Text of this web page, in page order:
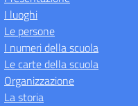
I luoghi
Le persone
I numeri della scuola
Le carte della scuola
Organizzazione
La storia